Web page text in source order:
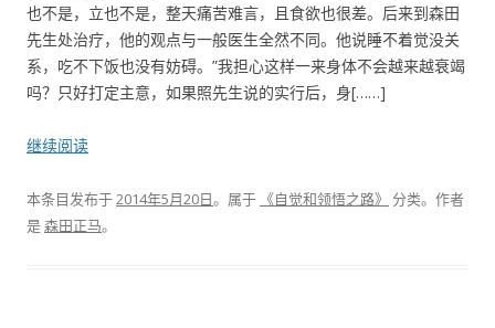
也不是，立也不是，整天痛苦难言，且食欲也很差。后来到森田
先生处治疗，他的观点与一般医生全然不同。他说睡不着觉没关
系，吃不下饭也没有妨碍。”我担心这样一来身体不会越来越衰竭
吗？只好打定主意，如果照先生说的实行后，身[……]
继续阅读
本条目发布于2014年5月20日。属于 《自觉和领悟之路》 分类。 作者
是森田正马。